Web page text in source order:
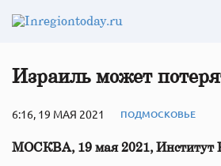
Израиль может
6:16, 19 МАЯ 2021 ПОДМОСКОВЬЕ
МОСКВА, 19 мая 2021,